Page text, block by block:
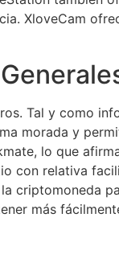
XloveCam
Tal y como
morada y
lo que
con relativa
criptomoneda
más